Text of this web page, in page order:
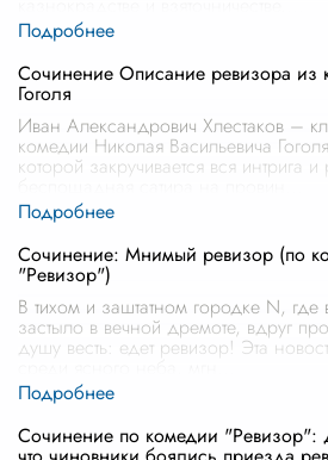
Сочинение Описание ревизора из
Гоголя
Иван Александрович Хлестаков –
комедии Николая Васильевича
которой закручивается вся интрига и
Сочинение: Мнимый ревизор (по
"Ревизор")
В тихом и заштатном городке N, где
застыло в вечной дремоте, вдруг
душу весть: едет ревизор! Эта
Сочинение по комедии "Ревизор":